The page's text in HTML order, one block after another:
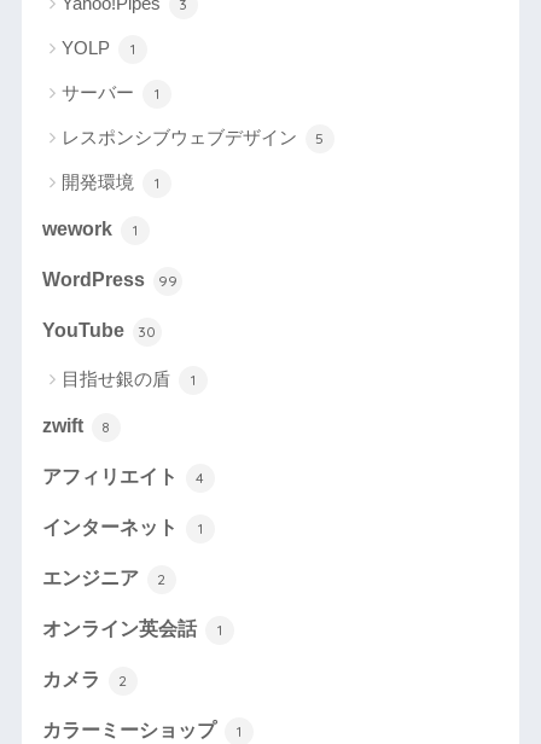
3
YOLP 1
サーバー 1
レスポンシブウェブデザイン 5
開発環境 1
wework 1
WordPress 99
YouTube 30
目指せ銀の盾 1
zwift 8
アフィリエイト 4
インターネット 1
エンジニア 2
オンライン英会話 1
カメラ 2
カラーミーショップ 1